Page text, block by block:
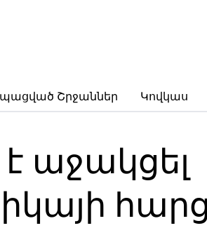
Շրջաններ Կովկաս
աջակցել